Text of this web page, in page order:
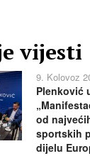
vijesti
9. Kolovoz
Plenković
od
sportskih
dijelu